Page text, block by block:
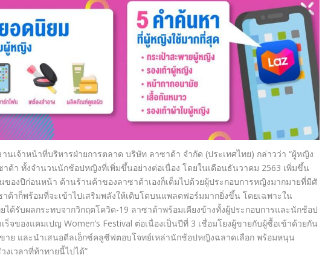
นเจ้าหน้าที่บริหารฝ่ายการตลาด บริษัท ลาซาด้า จำกัด (ประเทศไทย) กล่าวว่า “ผู้หญิง
ด้า ทั้งจำนวนนักช้อปหญิงที่เพิ่มขึ้นอย่างต่อเนื่อง โดยในเดือนธันวาคม 2563 เพิ่มขึ้น
ของปีก่อนหน้า ด้านร้านค้าของลาซาด้าเองก็เต็มไปด้วยผู้ประกอบการหญิงมากมายที่มีศั
ด้าก็พร้อมที่จะเข้าไปเสริมพลังให้เติบโตบนแพลตฟอร์มมากยิ่งขึ้น โดยเฉพาะใน
ได้รับผลกระทบจากวิกฤตโควิด-19 ลาซาด้าพร้อมเคียงข้างทั้งผู้ประกอบการและนักช้อป
ร็จของแคมเปญ Women’s Festival ต่อเนื่องเป็นปีที่ 3 เชื่อมโยงผู้ขายกับผู้ซื้อเข้าด้วยกัน
ขาย และนำเสนอดีลเอ็กซ์คลูซีฟตอบโจทย์เหล่านักช้อปหญิงฉลาดเลือก พร้อมหนุน
งเวลาที่ท้าทายนี้ไปได้”